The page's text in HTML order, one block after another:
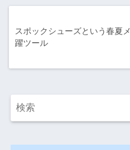
スポックシューズという春夏
躍ツール